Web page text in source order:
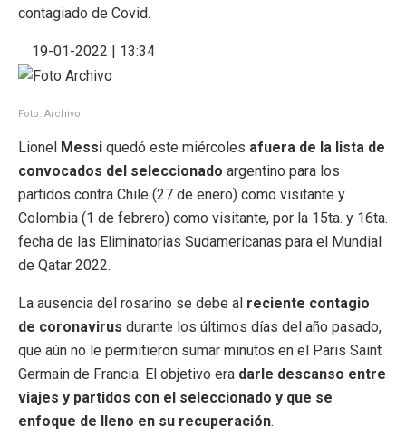
contagiado de Covid.
19-01-2022 | 13:34
Foto: Archivo
Lionel Messi quedó este miércoles afuera de la lista de
convocados del seleccionado argentino para los
partidos contra Chile (27 de enero) como visitante y
Colombia (1 de febrero) como visitante, por la 15ta. y 16ta.
fecha de las Eliminatorias Sudamericanas para el Mundial
de Qatar 2022.
La ausencia del rosarino se debe al reciente contagio
de coronavirus durante los últimos días del año pasado,
que aún no le permitieron sumar minutos en el Paris Saint
Germain de Francia. El objetivo era darle descanso entre
viajes y partidos con el seleccionado y que se
enfoque de lleno en su recuperación.